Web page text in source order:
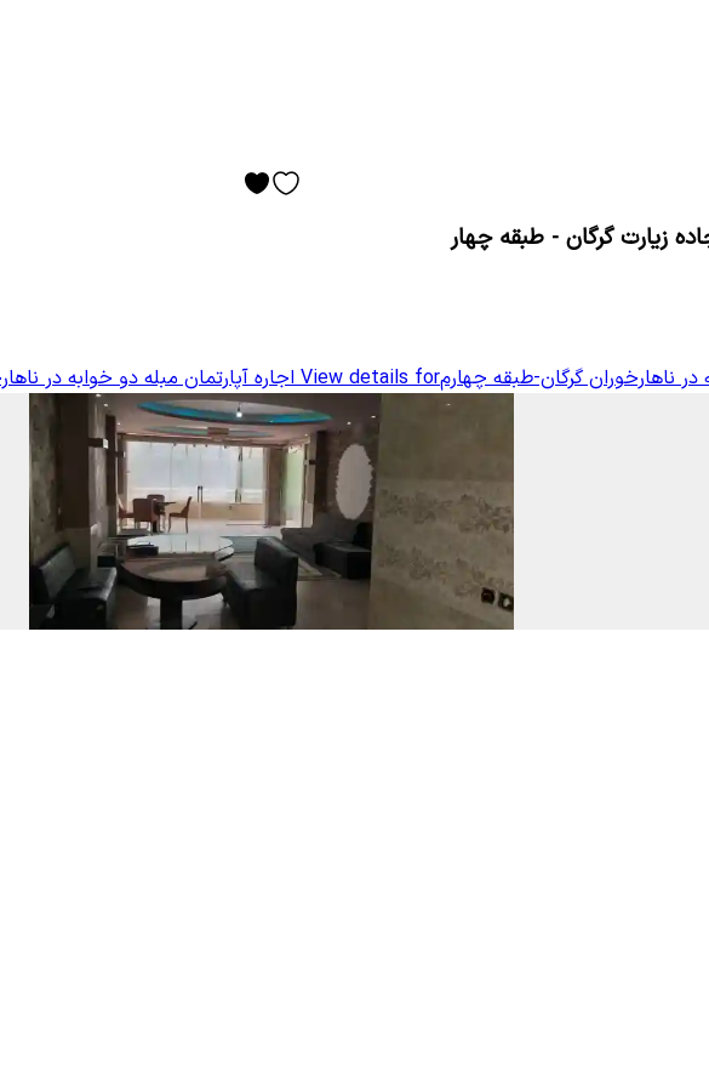
زیارت گرگان - طبقه چهار
در ناهارخوران گرگان-طبقه چهارمView details for اجاره آپارتمان مبله دو خوابه در